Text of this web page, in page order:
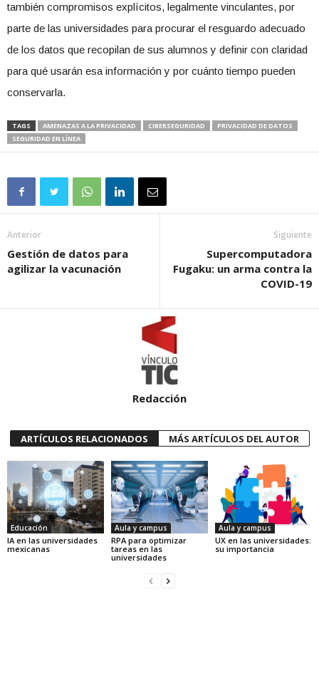
también compromisos explícitos, legalmente vinculantes, por
parte de las universidades para procurar el resguardo adecuado
de los datos que recopilan de sus alumnos y definir con claridad
para qué usarán esa información y por cuánto tiempo pueden
conservarla.
TAGS AMENAZAS A LA PRIVACIDAD CIBERSEGURIDAD
PRIVACIDAD DE DATOS
SEGURIDAD EN LÍNEA
Anterior
Gestión de datos para
agilizar la vacunación
Siguiente
Supercomputadora
Fugaku: un arma contra la
COVID-19
Redacción
ARTÍCULOS RELACIONADOS MÁS ARTÍCULOS DEL AUTOR
Educación
IA en las universidades
mexicanas
Aula y campus
RPA para optimizar
tareas en las
universidades
Aula y campus
UX en las universidades:
su importancia